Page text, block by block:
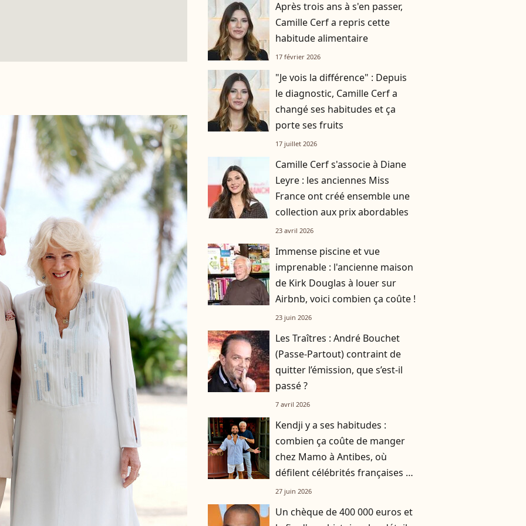
Après trois ans à s'en passer,
Camille Cerf a repris cette
habitude alimentaire
17 février 2026
"Je vois la différence" : Depuis
le diagnostic, Camille Cerf a
changé ses habitudes et ça
porte ses fruits
17 juillet 2026
Camille Cerf s'associe à Diane
Leyre : les anciennes Miss
France ont créé ensemble une
collection aux prix abordables
23 avril 2026
Immense piscine et vue
imprenable : l'ancienne maison
de Kirk Douglas à louer sur
Airbnb, voici combien ça coûte !
23 juin 2026
Les Traîtres : André Bouchet
(Passe-Partout) contraint de
quitter l’émission, que s’est-il
passé ?
7 avril 2026
Kendji y a ses habitudes :
combien ça coûte de manger
chez Mamo à Antibes, où
défilent célébrités françaises et
internationales ?
27 juin 2026
Un chèque de 400 000 euros et